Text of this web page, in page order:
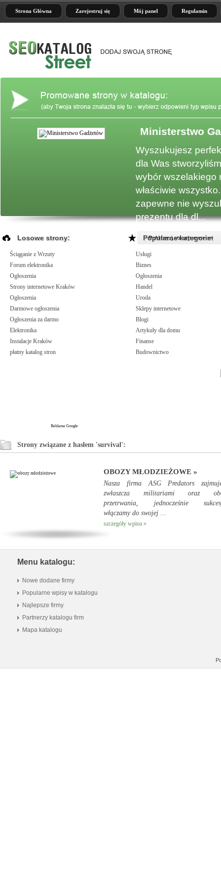
Strona Główna Zarejestruj się Mój panel Regulamin
Ministerstwo
Wyszukujesz
dla Was
wybór wszelakiego
właściwie
zapewne nie
prezentu dla dl...
Reklamuj strony www >>
Losowe strony:
Ściąganie z Wrzuty
Forum elektronika
Ogłoszenia
Strony internetowe Kraków
Ogłoszenia
Darmowe ogłoszenia
Ogłoszenia za darmo
Elektronika
Instalacje Kraków
płatny katalog stron
Popularne kategorie:
Usługi
Biznes
Ogłoszenia
Handel
Uroda
Sklepy internetowe
Blogi
Artykuły dla domu
Finanse
Budownictwo
Reklama Google
Strony związane z hasłem 'survival':
OBOZY MŁODZIEŻOWE »
Nasza firma ASG Predators
zwłaszcza militariami oraz
przetrwania, jednocześnie
włączamy do swojej ...
szczegóły wpisu »
Menu katalogu:
Nowe dodane firmy
Popularne wpisy w katalogu
Najlepsze firmy
Partnerzy katalogu firm
Mapa katalogu